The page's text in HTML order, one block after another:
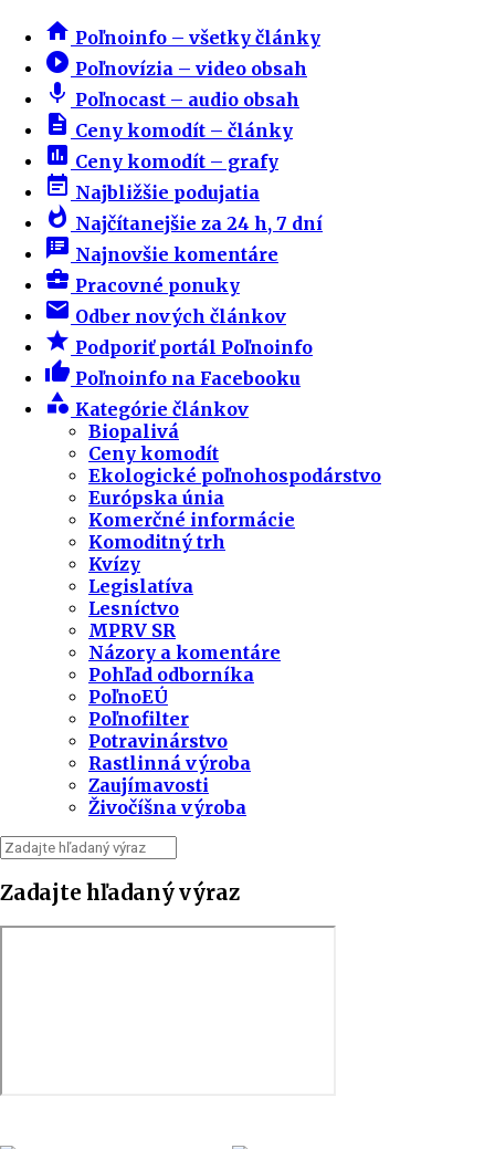
home Poľnoinfo – všetky články
play_circle_filled Poľnovízia – video obsah
mic Poľnocast – audio obsah
description Ceny komodít – články
insert_chart Ceny komodít – grafy
event_note Najbližšie podujatia
whatshot Najčítanejšie za 24 h, 7 dní
speaker_notes Najnovšie komentáre
business_center Pracovné ponuky
email Odber nových článkov
star Podporiť portál Poľnoinfo
thumb_up Poľnoinfo na Facebooku
category Kategórie článkov
Biopalivá
Ceny komodít
Ekologické poľnohospodárstvo
Európska únia
Komerčné informácie
Komoditný trh
Kvízy
Legislatíva
Lesníctvo
MPRV SR
Názory a komentáre
Pohľad odborníka
PoľnoEÚ
Poľnofilter
Potravinárstvo
Rastlinná výroba
Zaujímavosti
Živočíšna výroba
Zadajte hľadaný výraz